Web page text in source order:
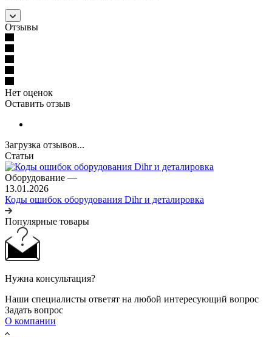
Отзывы
Нет оценок
Оставить отзыв
Загрузка отзывов...
Статьи
Оборудование —
13.01.2026
Коды ошибок оборудования Dihr и деталировка
Популярные товары
Нужна консультация?
Наши специалисты ответят на любой интересующий вопрос
Задать вопрос
О компании